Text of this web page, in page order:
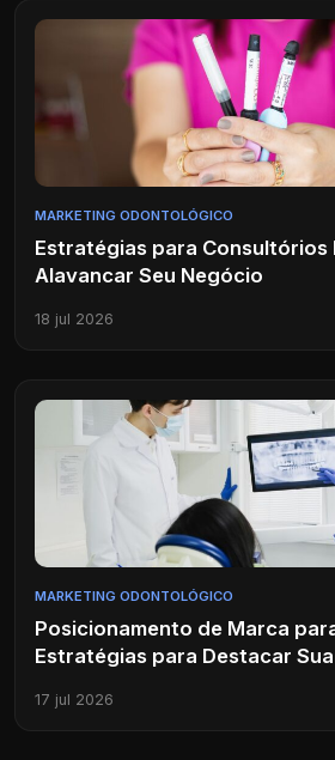
MARKETING ODONTOLÓGICO
Estratégias para Consultórios
Alavancar Seu Negócio
18 jul 2026
MARKETING ODONTOLÓGICO
Posicionamento de Marca
Estratégias para Destacar
17 jul 2026